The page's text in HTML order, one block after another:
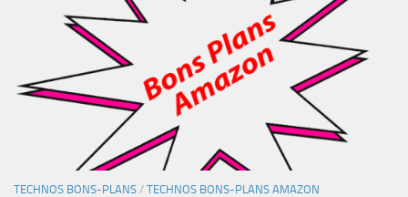
TECHNOS BONS-PLANS / TECHNOS BONS-PLANS AMAZON